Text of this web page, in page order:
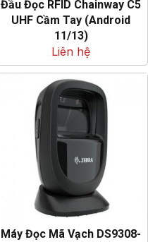
Đầu Đọc RFID Chainway C5
UHF Cầm Tay (Android
11/13)
Liên hệ
Máy Đọc Mã Vạch DS9308-